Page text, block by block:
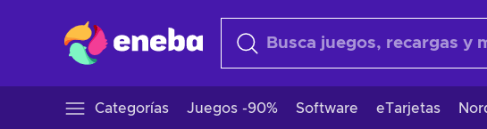
Categorías Juegos -90% Software eTarjetas